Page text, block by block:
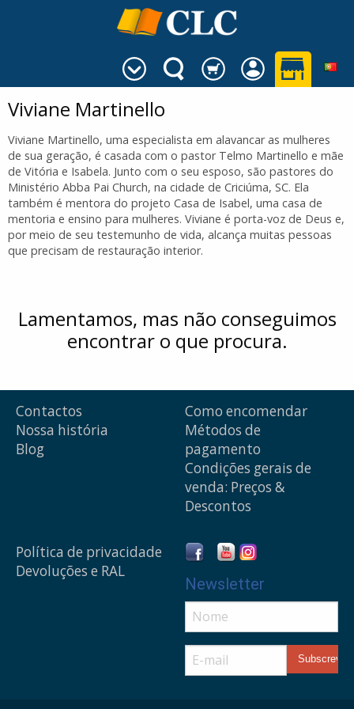
Viviane Martinello
Viviane Martinello, uma especialista em alavancar as mulheres
de sua geração, é casada com o pastor Telmo Martinello e mãe
de Vitória e Isabela. Junto com o seu esposo, são pastores do
Ministério Abba Pai Church, na cidade de Criciúma, SC. Ela
também é mentora do projeto Casa de Isabel, uma casa de
mentoria e ensino para mulheres. Viviane é porta-voz de Deus e,
por meio de seu testemunho de vida, alcança muitas pessoas
que precisam de restauração interior.
Lamentamos, mas não conseguimos
encontrar o que procura.
Contactos
Nossa história
Blog
Como encomendar
Métodos de
pagamento
Condições gerais de
venda: Preços &
Descontos
Política de privacidade
Devoluções e RAL
Newsletter